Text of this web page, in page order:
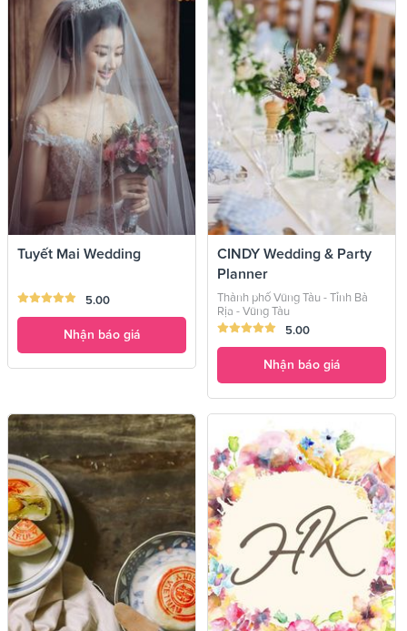
Tuyết Mai Wedding
5.00
Nhận báo giá
CINDY Wedding & Party
Planner
Thành phố Vũng Tàu - Tỉnh Bà
Rịa - Vũng Tàu
5.00
Nhận báo giá